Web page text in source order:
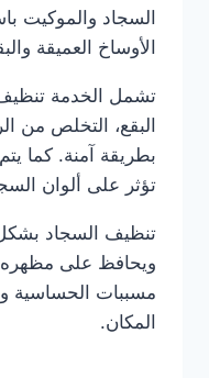
السجاد والموكيت
الأوساخ العميقة
تشمل الخدمة تنظيف
البقع، التخلص من
بطريقة آمنة. كما
تؤثر على ألوان
تنظيف السجاد
ويحافظ على مظهره
مسببات الحساسية
المكان.